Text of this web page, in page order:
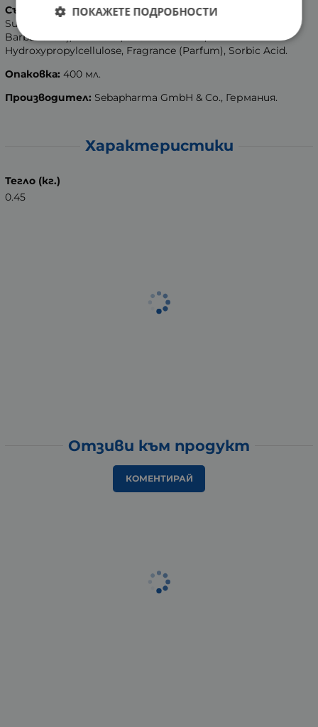
Състав:
Aqua (Water), Lauryl Glucoside, Sodium Laureth
Sulfate, Cocamidopropyl Betaine, Aloe Vera (Aloe
Barbadensis), Bisabolol, Sodium Lactate,
Hydroxypropylcellulose, Fragrance (Parfum), Sorbic Acid.
Опаковка: 400 мл.
Производител: Sebapharma GmbH & Co., Германия.
Характеристики
Тегло (кг.)
0.45
Отзиви към продукт
КОМЕНТИРАЙ
ПОКАЖЕТЕ ПОДРОБНОСТИ